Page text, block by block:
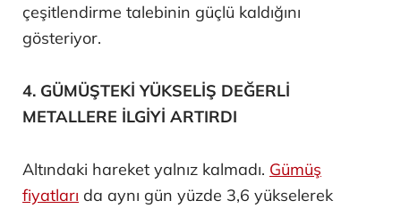
çeşitlendirme talebinin güçlü kaldığını
gösteriyor.
4. GÜMÜŞTEKİ YÜKSELİŞ DEĞERLİ
METALLERE İLGİYİ ARTIRDI
Altındaki hareket yalnız kalmadı. Gümüş
fiyatları da aynı gün yüzde 3,6 yükselerek